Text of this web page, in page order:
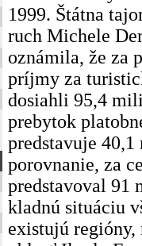
1999. Štátna
ruch Michele
oznámila, že za
príjmy za
dosiahli 95,4
prebytok
predstavuje
porovnanie, za
predstavoval 91
kladnú situáciu
existujú regióny,